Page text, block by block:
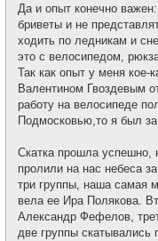
Да и опыт конечно
бриветы и не
ходить по ледникам и
это с велосипедом,
Так как опыт у меня
Валентином Гвоздевым
работу на велосипеде
Подмосковью,то я был за
Скатка прошла успешно,
пролили на нас небеса
три группы, наша самая
вела ее Ира Полякова.
Александр Фефелов,
две группы скатывались